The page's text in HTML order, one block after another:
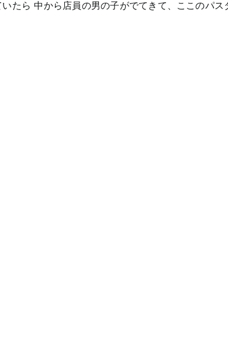
たら 中から店員の男の子がでてきて、ここのパス